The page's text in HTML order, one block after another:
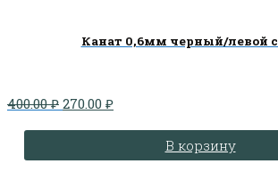
Канат 0,6мм черный/левой
400.00₽ Первоначальная
400.00 ₽.
270.00 ₽Текущая
В корзину